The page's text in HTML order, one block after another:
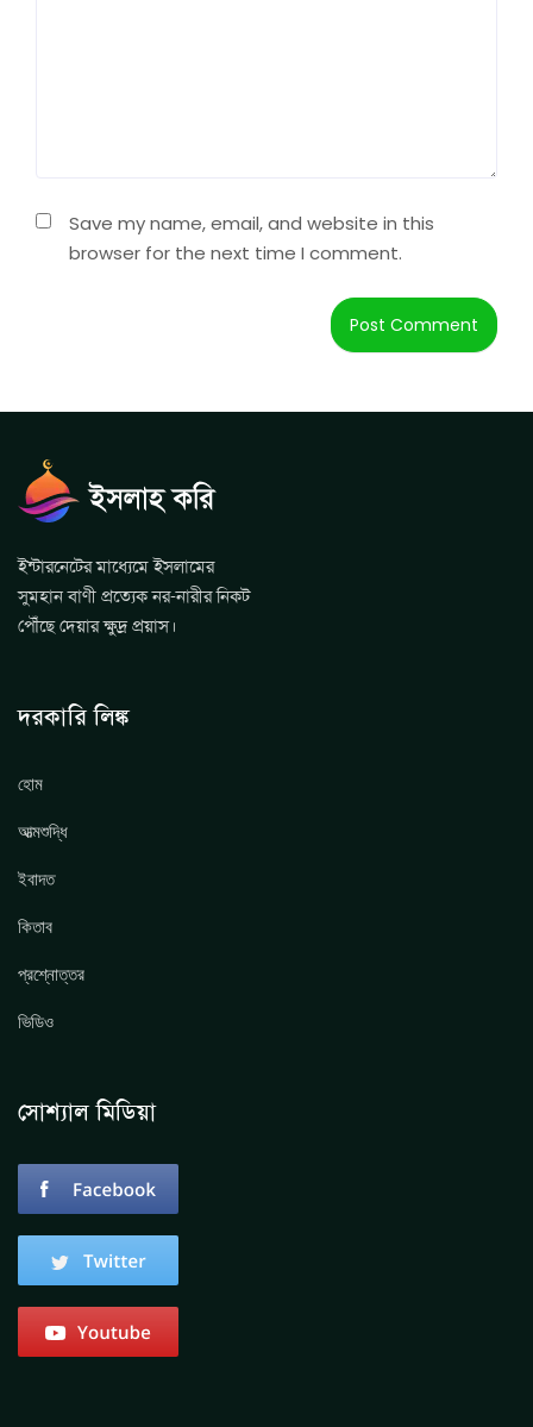
Save my name, email, and website in this
browser for the next time I comment.
ইন্টারনেটের মাধ্যেমে ইসলামের
সুমহান বাণী প্রত্যেক নর-নারীর নিকট
পৌঁছে দেয়ার ক্ষুদ্র প্রয়াস।
দরকারি লিঙ্ক
হোম
আত্মশুদ্ধি
ইবাদত
কিতাব
প্রশ্নোত্তর
ভিডিও
সোশ্যাল মিডিয়া